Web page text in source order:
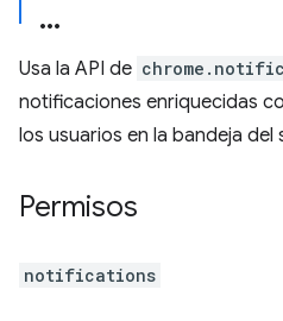
Usa la API de
notificaciones enriquecidas
los usuarios en la bandeja del
Permisos
notifications